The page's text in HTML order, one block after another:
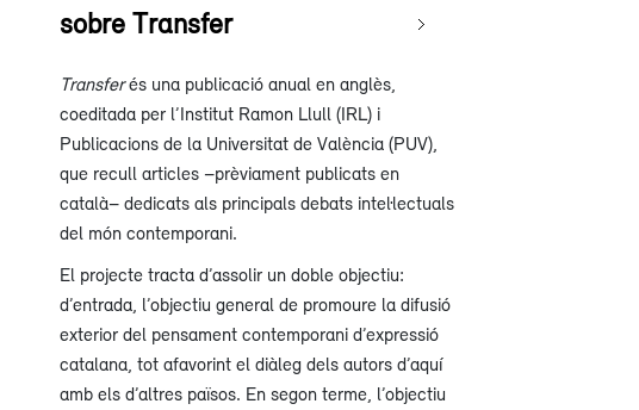
sobre Transfer
Transferés una publicació anual en anglès,
coeditada per l’Institut Ramon Llull (IRL) i
Publicacions de la Universitat de València (PUV),
que recull articles –prèviament publicats en
català– dedicats als principals debats intel·lectuals
del món contemporani.
El projecte tracta d’assolir un doble objectiu:
d’entrada, l’objectiu general de promoure la difusió
exterior del pensament contemporani d’expressió
catalana, tot afavorint el diàleg dels autors d’aquí
amb els d’altres països. En segon terme, l’objectiu